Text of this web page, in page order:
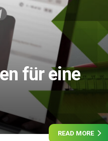
für eine
READ MORE